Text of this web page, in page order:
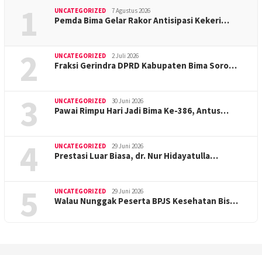
1 UNCATEGORIZED 7 Agustus 2026
Pemda Bima Gelar Rakor Antisipasi Kekeri…
2 UNCATEGORIZED 2 Juli 2026
Fraksi Gerindra DPRD Kabupaten Bima Soro…
3 UNCATEGORIZED 30 Juni 2026
Pawai Rimpu Hari Jadi Bima Ke-386, Antus…
4 UNCATEGORIZED 29 Juni 2026
Prestasi Luar Biasa, dr. Nur Hidayatulla…
5 UNCATEGORIZED 29 Juni 2026
Walau Nunggak Peserta BPJS Kesehatan Bis…